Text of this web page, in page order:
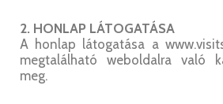
2. HONLAP LÁTOGATÁSA
A honlap látogatása a
megtalálható weboldalra való
meg.